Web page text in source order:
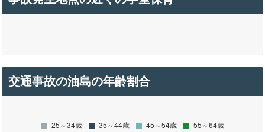
交通事故の油島の年齢割合